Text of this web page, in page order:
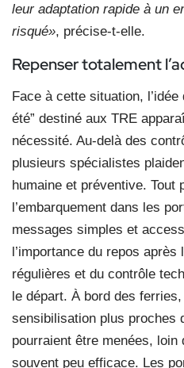
leur adaptation rapide à un
risqué», précise-t-elle.
Repenser totalement
Face à cette situation, l’idée
été” destiné aux TRE
nécessité. Au-delà des
plusieurs spécialistes
humaine et préventive. Tout
l’embarquement dans les
messages simples et
l’importance du repos
régulières et du contrôle
le départ. À bord des
sensibilisation plus proches
pourraient être menées, loin
souvent peu efficace. Les